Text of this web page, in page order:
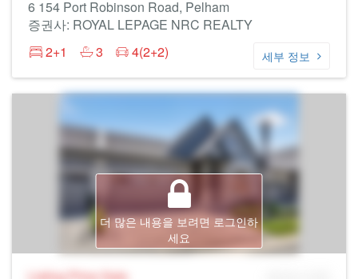
6 154 Port Robinson Road, Pelham
증권사: ROYAL LEPAGE NRC REALTY
2+1
3 4(2+2) 세부 정보
더 많은 내용을 보려면 로그인하
세요